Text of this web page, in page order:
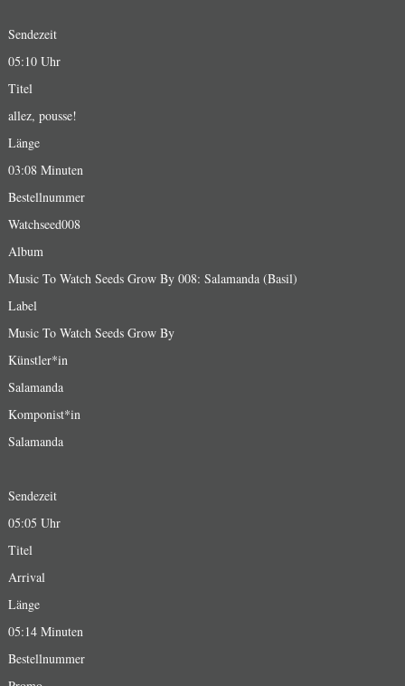
Sendezeit
05:10 Uhr
Titel
allez, pousse!
Länge
03:08 Minuten
Bestellnummer
Watchseed008
Album
Music To Watch Seeds Grow By 008: Salamanda (Basil)
Label
Music To Watch Seeds Grow By
Künstler*in
Salamanda
Komponist*in
Salamanda
Sendezeit
05:05 Uhr
Titel
Arrival
Länge
05:14 Minuten
Bestellnummer